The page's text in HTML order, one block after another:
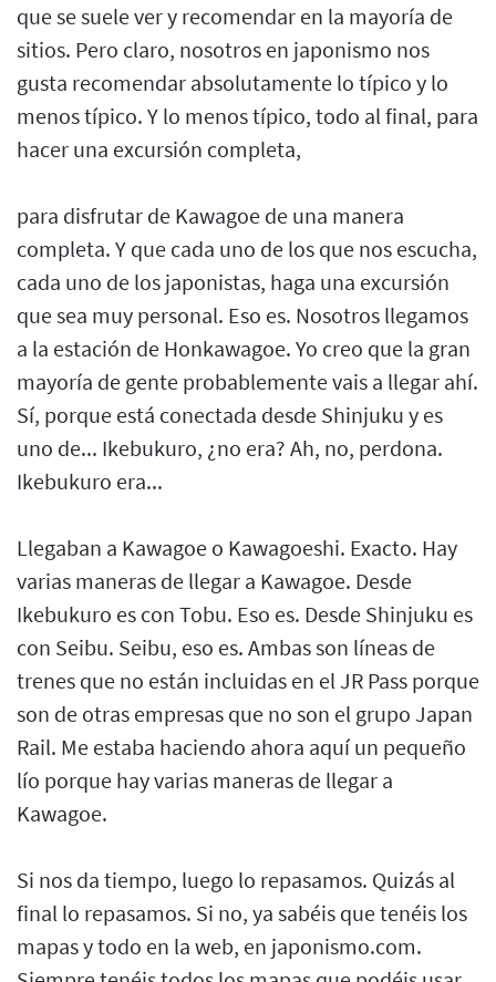
que se suele ver y recomendar en la mayoría de
sitios. Pero claro, nosotros en japonismo nos
gusta recomendar absolutamente lo típico y lo
menos típico. Y lo menos típico, todo al final, para
hacer una excursión completa,
para disfrutar de Kawagoe de una manera
completa. Y que cada uno de los que nos escucha,
cada uno de los japonistas, haga una excursión
que sea muy personal. Eso es. Nosotros llegamos
a la estación de Honkawagoe. Yo creo que la gran
mayoría de gente probablemente vais a llegar ahí.
Sí, porque está conectada desde Shinjuku y es
uno de... Ikebukuro, ¿no era? Ah, no, perdona.
Ikebukuro era...
Llegaban a Kawagoe o Kawagoeshi. Exacto. Hay
varias maneras de llegar a Kawagoe. Desde
Ikebukuro es con Tobu. Eso es. Desde Shinjuku es
con Seibu. Seibu, eso es. Ambas son líneas de
trenes que no están incluidas en el JR Pass porque
son de otras empresas que no son el grupo Japan
Rail. Me estaba haciendo ahora aquí un pequeño
lío porque hay varias maneras de llegar a
Kawagoe.
Si nos da tiempo, luego lo repasamos. Quizás al
final lo repasamos. Si no, ya sabéis que tenéis los
mapas y todo en la web, en japonismo.com.